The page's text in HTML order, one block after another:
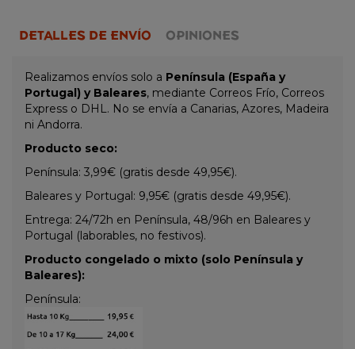
DETALLES DE ENVÍO OPINIONES
Realizamos envíos solo a Península (España y
Portugal) y Baleares, mediante Correos Frío, Correos
Express o DHL. No se envía a Canarias, Azores, Madeira
ni Andorra.
Producto seco:
Península: 3,99€ (gratis desde 49,95€).
Baleares y Portugal: 9,95€ (gratis desde 49,95€).
Entrega: 24/72h en Península, 48/96h en Baleares y
Portugal (laborables, no festivos).
Producto congelado o mixto (solo Península y
Baleares):
Península: